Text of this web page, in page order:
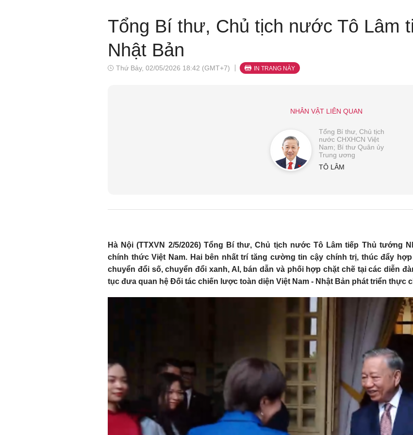
Tổng Bí thư, Chủ tịch nước Tô Lâm
Nhật Bản
Thứ Bảy, 02/05/2026 18:42 (GMT+7) IN TRANG NÀY
NHÂN VẬT LIÊN QUAN
Tổng Bí thư, Chủ tịch
nước CHXHCN Việt
Nam; Bí thư Quân ủy
Trung ương
TÔ LÂM
Hà Nội (TTXVN 2/5/2026) Tổng Bí thư, Chủ tịch nước Tô Lâm tiếp Thủ tướng
chính thức Việt Nam. Hai bên nhất trí tăng cường tin cậy chính trị, thúc đẩy
chuyển đổi số, chuyển đổi xanh, AI, bán dẫn và phối hợp chặt chẽ tại các diễn
tục đưa quan hệ Đối tác chiến lược toàn diện Việt Nam - Nhật Bản phát triển thực